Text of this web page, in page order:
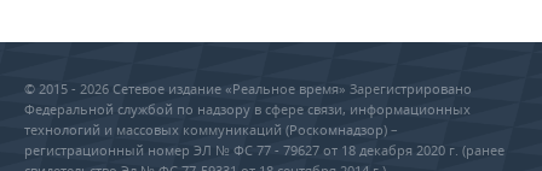
© 2015 - 2026 Сетевое издание «Реальное время» Зарегистрировано
Федеральной службой по надзору в сфере связи, информационных
технологий и массовых коммуникаций (Роскомнадзор) –
регистрационный номер ЭЛ № ФС 77 - 79627 от 18 декабря 2020 г. (ранее